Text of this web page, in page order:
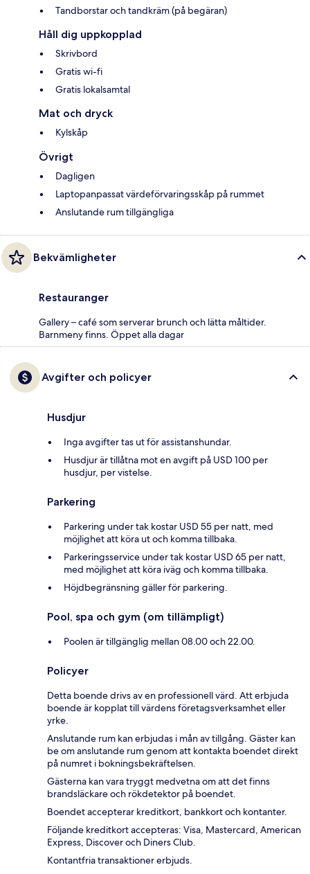
Tandborstar och tandkräm (på begäran)
Håll dig uppkopplad
Skrivbord
Gratis wi-fi
Gratis lokalsamtal
Mat och dryck
Kylskåp
Övrigt
Dagligen
Laptopanpassat värdeförvaringsskåp på rummet
Anslutande rum tillgängliga
Bekvämligheter
Restauranger
Gallery – café som serverar brunch och lätta måltider.
Barnmeny finns. Öppet alla dagar
Avgifter och policyer
Husdjur
Inga avgifter tas ut för assistanshundar.
Husdjur är tillåtna mot en avgift på USD 100 per
husdjur, per vistelse.
Parkering
Parkering under tak kostar USD 55 per natt, med
möjlighet att köra ut och komma tillbaka.
Parkeringsservice under tak kostar USD 65 per natt,
med möjlighet att köra iväg och komma tillbaka.
Höjdbegränsning gäller för parkering.
Pool, spa och gym (om tillämpligt)
Poolen är tillgänglig mellan 08.00 och 22.00.
Policyer
Detta boende drivs av en professionell värd. Att erbjuda
boende är kopplat till värdens företagsverksamhet eller
yrke.
Anslutande rum kan erbjudas i mån av tillgång. Gäster kan
be om anslutande rum genom att kontakta boendet direkt
på numret i bokningsbekräftelsen.
Gästerna kan vara tryggt medvetna om att det finns
brandsläckare och rökdetektor på boendet.
Boendet accepterar kreditkort, bankkort och kontanter.
Följande kreditkort accepteras: Visa, Mastercard, American
Express, Discover och Diners Club.
Kontantfria transaktioner erbjuds.